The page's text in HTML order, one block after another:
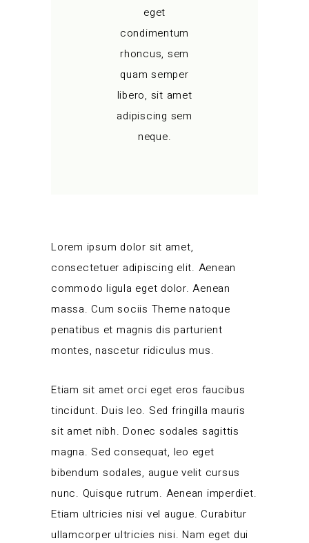
eget
condimentum
rhoncus, sem
quam semper
libero, sit amet
adipiscing sem
neque.
Lorem ipsum dolor sit amet,
consectetuer adipiscing elit. Aenean
commodo ligula eget dolor. Aenean
massa. Cum sociis Theme natoque
penatibus et magnis dis parturient
montes, nascetur ridiculus mus.
Etiam sit amet orci eget eros faucibus
tincidunt. Duis leo. Sed fringilla mauris
sit amet nibh. Donec sodales sagittis
magna. Sed consequat, leo eget
bibendum sodales, augue velit cursus
nunc. Quisque rutrum. Aenean imperdiet.
Etiam ultricies nisi vel augue. Curabitur
ullamcorper ultricies nisi. Nam eget dui